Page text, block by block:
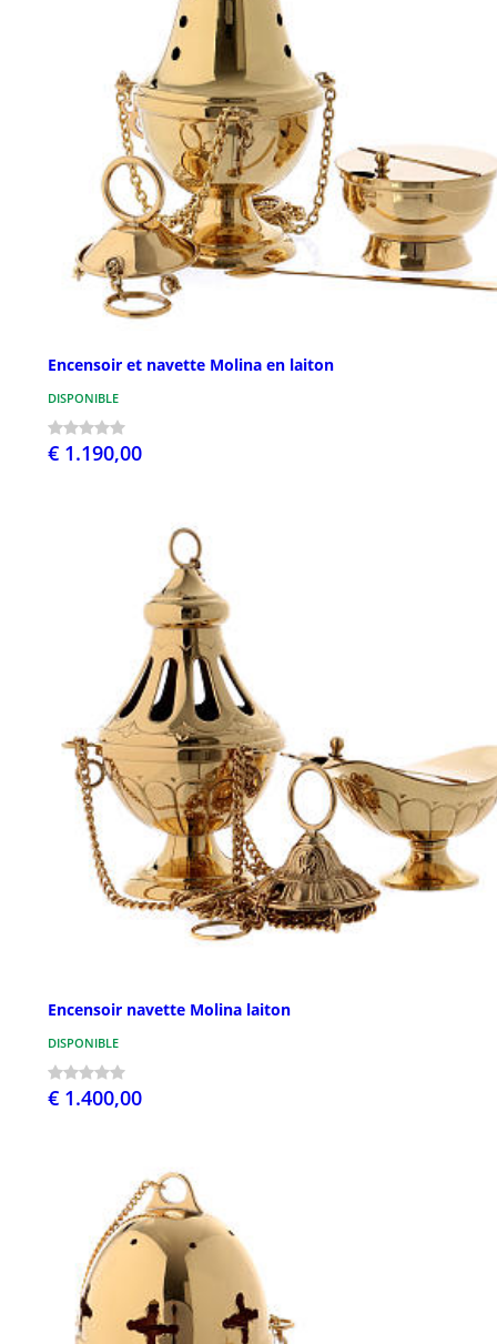
Encensoir et navette Molina en laiton
DISPONIBLE
€ 1.190,00
Encensoir navette Molina laiton
DISPONIBLE
€ 1.400,00